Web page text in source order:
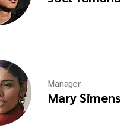
Manager
Mary Simens